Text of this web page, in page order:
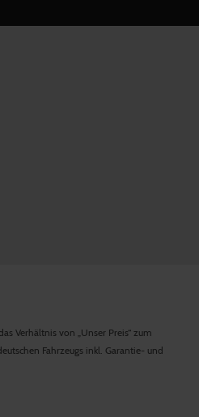
Verhältnis von „Unser Preis“ zum
Fahrzeugs inkl. Garantie- und